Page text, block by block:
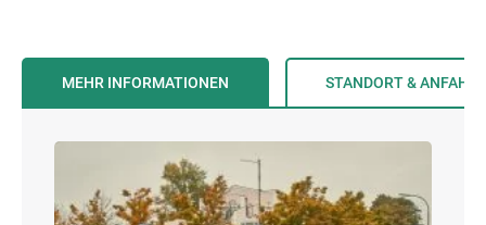
MEHR INFORMATIONEN STANDORT &